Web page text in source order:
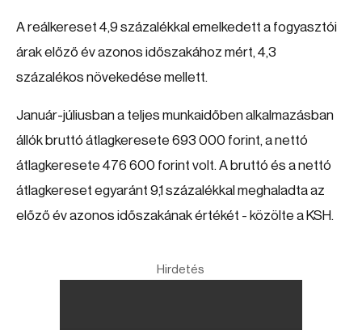
A reálkereset 4,9 százalékkal emelkedett a fogyasztói
árak előző év azonos időszakához mért, 4,3
százalékos növekedése mellett.
Január-júliusban a teljes munkaidőben alkalmazásban
állók bruttó átlagkeresete 693 000 forint, a nettó
átlagkeresete 476 600 forint volt. A bruttó és a nettó
átlagkereset egyaránt 9,1 százalékkal meghaladta az
előző év azonos időszakának értékét - közölte a KSH.
Hirdetés